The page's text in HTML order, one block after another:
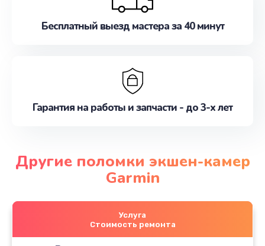
Бесплатный выезд мастера за 40 минут
Гарантия на работы и запчасти - до 3-х лет
Другие поломки экшен-камер
Garmin
Услуга
Стоимость ремонта